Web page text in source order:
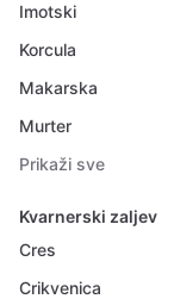
Imotski
Korcula
Makarska
Murter
Prikaži sve
Kvarnerski zaljev
Cres
Crikvenica